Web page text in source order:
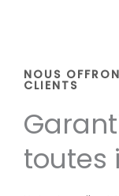
NOUS
CLIENTS
toutes